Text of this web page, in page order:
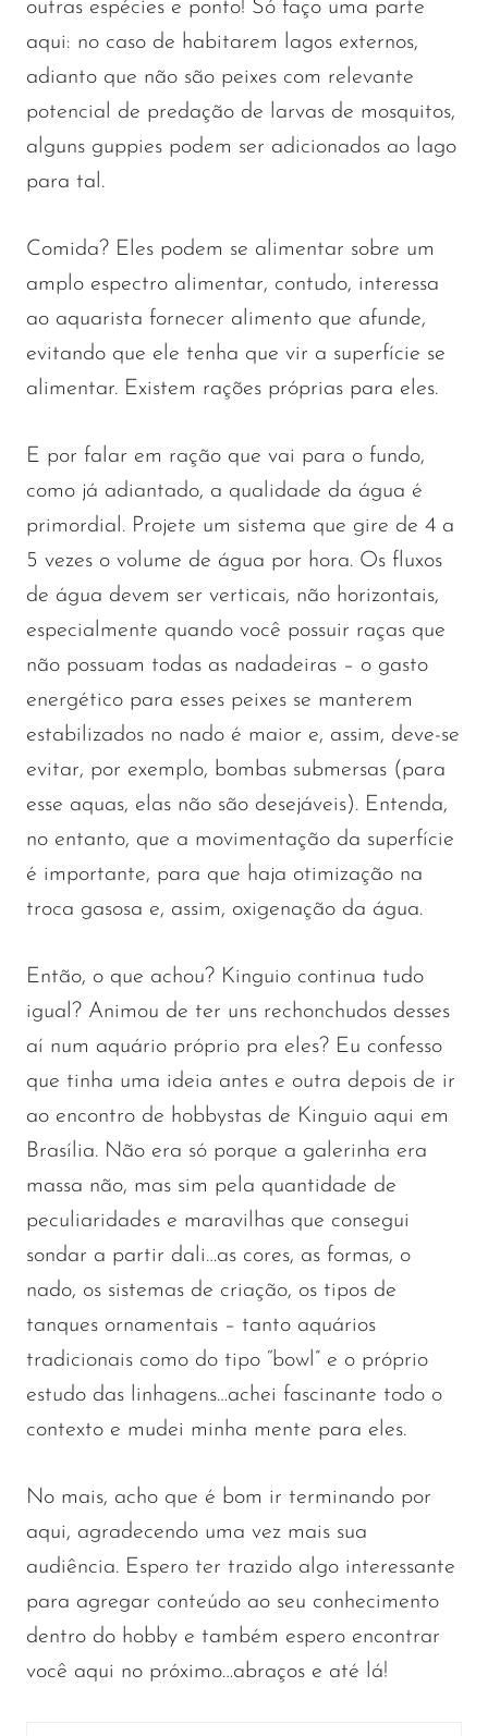
outras espécies e ponto! Só faço uma parte
aqui: no caso de habitarem lagos externos,
adianto que não são peixes com relevante
potencial de predação de larvas de mosquitos,
alguns guppies podem ser adicionados ao lago
para tal.
Comida? Eles podem se alimentar sobre um
amplo espectro alimentar, contudo, interessa
ao aquarista fornecer alimento que afunde,
evitando que ele tenha que vir a superfície se
alimentar. Existem rações próprias para eles.
E por falar em ração que vai para o fundo,
como já adiantado, a qualidade da água é
primordial. Projete um sistema que gire de 4 a
5 vezes o volume de água por hora. Os fluxos
de água devem ser verticais, não horizontais,
especialmente quando você possuir raças que
não possuam todas as nadadeiras – o gasto
energético para esses peixes se manterem
estabilizados no nado é maior e, assim, deve-se
evitar, por exemplo, bombas submersas (para
esse aquas, elas não são desejáveis). Entenda,
no entanto, que a movimentação da superfície
é importante, para que haja otimização na
troca gasosa e, assim, oxigenação da água.
Então, o que achou? Kinguio continua tudo
igual? Animou de ter uns rechonchudos desses
aí num aquário próprio pra eles? Eu confesso
que tinha uma ideia antes e outra depois de ir
ao encontro de hobbystas de Kinguio aqui em
Brasília. Não era só porque a galerinha era
massa não, mas sim pela quantidade de
peculiaridades e maravilhas que consegui
sondar a partir dali…as cores, as formas, o
nado, os sistemas de criação, os tipos de
tanques ornamentais – tanto aquários
tradicionais como do tipo “bowl” e o próprio
estudo das linhagens…achei fascinante todo o
contexto e mudei minha mente para eles.
No mais, acho que é bom ir terminando por
aqui, agradecendo uma vez mais sua
audiência. Espero ter trazido algo interessante
para agregar conteúdo ao seu conhecimento
dentro do hobby e também espero encontrar
você aqui no próximo…abraços e até lá!